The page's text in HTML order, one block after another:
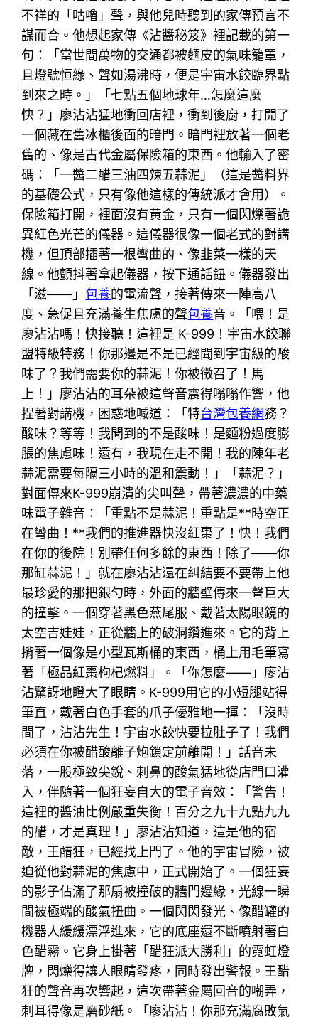
不祥的「咕嚕」聲，與他兒時聽到的家傳預言不
謀而合。他想起家傳《沾醬秘笈》裡記載的第一
句：「當世間萬物的交通都被麵皮的氣味籠罩，
且燈號恒綠、聲如湯沸時，便是宇宙水餃臨界點
到來之時。」「七點五個地球年…怎麼這麼
快？」廖沾沾猛地衝回店裡，衝到後廚，打開了
一個藏在舊冰櫃後面的暗門。暗門裡放著一個老
舊的、像是古代金屬保險箱的東西。他輸入了密
碼：「一醬二醋三油四辣五蒜泥」（這是醬料界
的基礎公式，只有像他這樣的傳統派才會用）。
保險箱打開，裡面沒有黃金，只有一個閃爍著詭
異紅色光芒的儀器。這儀器很像一個老式的對講
機，但頂部插著一根彎曲的、像韭菜一樣的天
線。他顫抖著拿起儀器，按下通話鈕。儀器發出
「滋——」包養的電流聲，接著傳來一陣高八
度、急促且充滿養生焦慮的聲包養音。「喂！是
廖沾沾嗎！快接聽！這裡是 K-999！宇宙水餃聯
盟特級特務！你那邊是不是已經聞到宇宙級的酸
味了？我們需要你的蒜泥！你被徵召了！馬
上！」廖沾沾的耳朵被這聲音震得嗡嗡作響，他
捏著對講機，困惑地喊道：「特台灣包養網務？
酸味？等等！我聞到的不是酸味！是麵粉過度膨
脹的焦慮味！還有，我現在走不開！我的陳年老
蒜泥需要每隔三小時的溫和震動！」「蒜泥？」
對面傳來K-999崩潰的尖叫聲，帶著濃濃的中藥
味電子雜音：「重點不是蒜泥！重點是**時空正
在彎曲！**我們的推進器快沒紅棗了！快！我們
在你的後院！別帶任何多餘的東西！除了——你
那缸蒜泥！」就在廖沾沾還在糾結要不要帶上他
最珍愛的那把銀勺時，外面的牆壁傳來一聲巨大
的撞擊。一個穿著黑色燕尾服、戴著太陽眼鏡的
太空吉娃娃，正從牆上的破洞鑽進來。它的背上
揹著一個像是小型瓦斯桶的東西，桶上用毛筆寫
著「極品紅棗枸杞燃料」。「你怎麼——」廖沾
沾驚訝地瞪大了眼睛。K-999用它的小短腿站得
筆直，戴著白色手套的爪子優雅地一揮：「沒時
間了，沾沾先生！宇宙水餃快要拉肚子了！我們
必須在你被醋酸離子炮鎖定前離開！」話音未
落，一股極致尖銳、刺鼻的酸氣猛地從店門口灌
入，伴隨著一個狂妄自大的電子音效：「警告！
這裡的醬油比例嚴重失衡！百分之九十九點九九
的醋，才是真理！」廖沾沾知道，這是他的宿
敵，王醋狂，已經找上門了。他的宇宙冒險，被
迫從他對蒜泥的焦慮中，正式開始了。一個狂妄
的影子佔滿了那扇被撞破的牆門邊緣，光線一瞬
間被極端的酸氣扭曲。一個閃閃發光、像醋罐的
機器人緩緩漂浮進來，它的底座還不斷噴射著白
色醋霧。它身上掛著「醋狂派大勝利」的霓虹燈
牌，閃爍得讓人眼睛發疼，同時發出警報。王醋
狂的聲音再次響起，這次帶著金屬回音的嘲弄，
刺耳得像是磨砂紙。「廖沾沾！你那充滿腐敗氣